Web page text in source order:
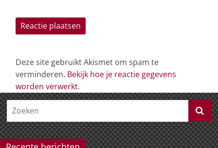
Deze site gebruikt Akismet om spam te
verminderen. Bekijk hoe je reactie gegevens
worden verwerkt.